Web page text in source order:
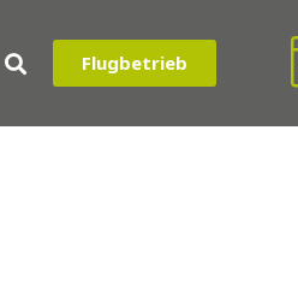
Flugbetrieb